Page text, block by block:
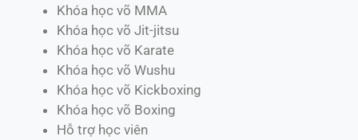
Khóa học võ MMA
Khóa học võ Jit-jitsu
Khóa học võ Karate
Khóa học võ Wushu
Khóa học võ Kickboxing
Khóa học võ Boxing
Hỗ trợ học viên